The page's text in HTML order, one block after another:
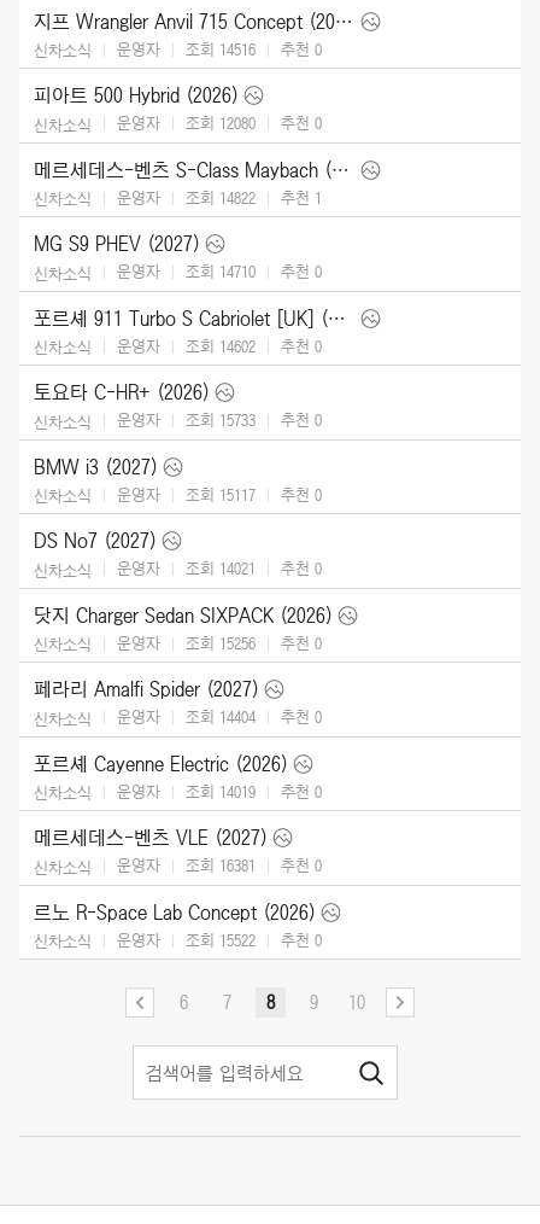
지프 Wrangler Anvil 715 Concept (2026)
신차소식 운영자 조회 14516 추천 0
피아트 500 Hybrid (2026)
신차소식 운영자 조회 12080 추천 0
메르세데스-벤츠 S-Class Maybach (2027)
신차소식 운영자 조회 14822 추천 1
MG S9 PHEV (2027)
신차소식 운영자 조회 14710 추천 0
포르셰 911 Turbo S Cabriolet [UK] (2026)
신차소식 운영자 조회 14602 추천 0
토요타 C-HR+ (2026)
신차소식 운영자 조회 15733 추천 0
BMW i3 (2027)
신차소식 운영자 조회 15117 추천 0
DS No7 (2027)
신차소식 운영자 조회 14021 추천 0
닷지 Charger Sedan SIXPACK (2026)
신차소식 운영자 조회 15256 추천 0
페라리 Amalfi Spider (2027)
신차소식 운영자 조회 14404 추천 0
포르셰 Cayenne Electric (2026)
신차소식 운영자 조회 14019 추천 0
메르세데스-벤츠 VLE (2027)
신차소식 운영자 조회 16381 추천 0
르노 R-Space Lab Concept (2026)
신차소식 운영자 조회 15522 추천 0
6 7 8 9 10